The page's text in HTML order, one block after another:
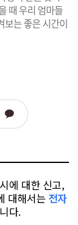
때 우리 엄마들
보는 좋은 시간이
카
에 대한 신고,
대해서는 전자
다.